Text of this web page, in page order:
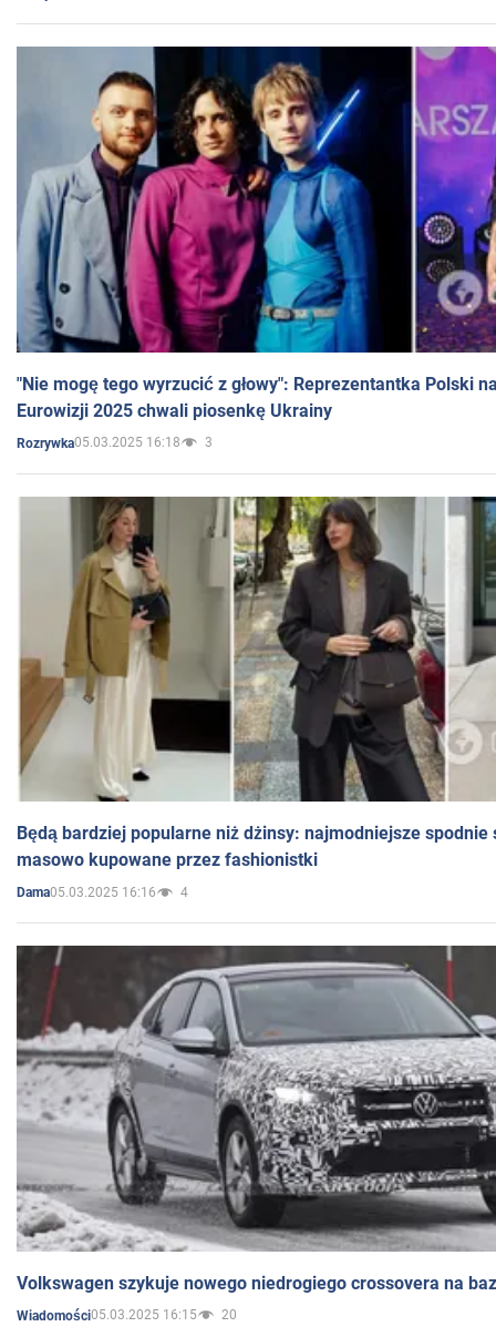
"Nie mogę tego wyrzucić z głowy": Reprezentantka Polski
Eurowizji 2025 chwali piosenkę Ukrainy
Rozrywka05.03.2025 16:18 3
Będą bardziej popularne niż dżinsy: najmodniejsze spodnie
masowo kupowane przez fashionistki
Dama05.03.2025 16:16 4
Volkswagen szykuje nowego niedrogiego crossovera na
Wiadomości05.03.2025 16:15 20